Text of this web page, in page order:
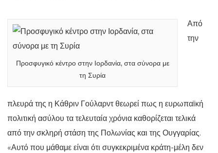
Προσφυγικό κέντρο στην Ιορδανία, στα σύνορα με
τη Συρία
Από
την
πλευρά της η Κάθριν Γούλαρντ θεωρεί πως η ευρωπαϊκή
πολιτική ασύλου τα τελευταία χρόνια καθορίζεται τελικά
από την σκληρή στάση της Πολωνίας και της Ουγγαρίας.
«Αυτό που μάθαμε είναι ότι συγκεκριμένα κράτη-μέλη δεν